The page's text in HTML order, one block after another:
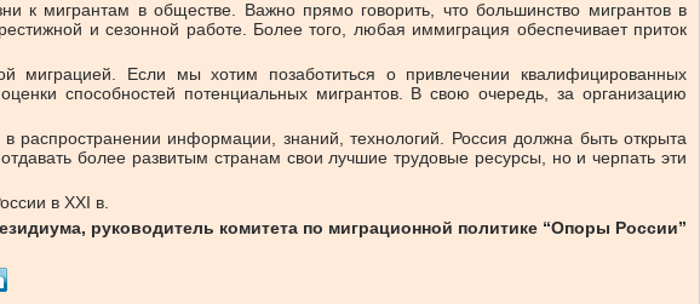
к мигрантам в обществе. Важно прямо говорить, что большинство мигрантов в
и сезонной работе. Более того, любая иммиграция обеспечивает приток
миграцией. Если мы хотим позаботиться о привлечении квалифицированных
способностей потенциальных мигрантов. В свою очередь, за организацию
информации, знаний, технологий. Россия должна быть открыта
более развитым странам свои лучшие трудовые ресурсы, но и черпать эти
в XXI в.
руководитель комитета по миграционной политике “Опоры России”